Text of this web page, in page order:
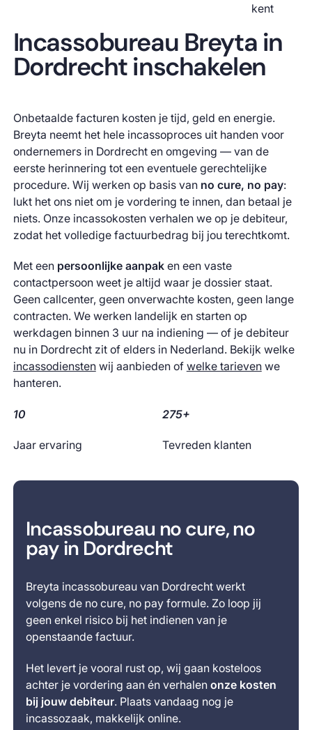
kent
Incassobureau Breyta in
Dordrecht inschakelen
Onbetaalde facturen kosten je tijd, geld en energie.
Breyta neemt het hele incassoproces uit handen voor
ondernemers in Dordrecht en omgeving — van de
eerste herinnering tot een eventuele gerechtelijke
procedure. Wij werken op basis van no cure, no pay:
lukt het ons niet om je vordering te innen, dan betaal je
niets. Onze incassokosten verhalen we op je debiteur,
zodat het volledige factuurbedrag bij jou terechtkomt.
Met een persoonlijke aanpaken een vaste
contactpersoon weet je altijd waar je dossier staat.
Geen callcenter, geen onverwachte kosten, geen lange
contracten. We werken landelijk en starten op
werkdagen binnen 3 uur na indiening — of je debiteur
nu in Dordrecht zit of elders in Nederland. Bekijk welke
incassodienstenwij aanbieden of welke tarievenwe
hanteren.
10
Jaar ervaring
275+
Tevreden klanten
Incassobureau no cure, no
pay in Dordrecht
Breyta incassobureau van Dordrecht werkt
volgens de no cure, no pay formule. Zo loop jij
geen enkel risico bij het indienen van je
openstaande factuur.
Het levert je vooral rust op, wij gaan kosteloos
achter je vordering aan én verhalenonze kosten
bij jouw debiteur. Plaats vandaag nog je
incassozaak, makkelijk online.